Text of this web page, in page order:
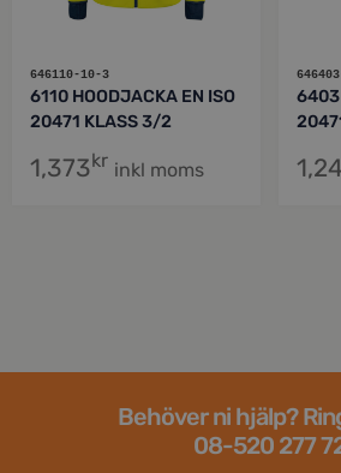
646110-10-3
6110 HOODJACKA EN ISO
20471 KLASS 3/2
1,373kr inkl moms
6403
Behöver ni hjälp?
08-520 277